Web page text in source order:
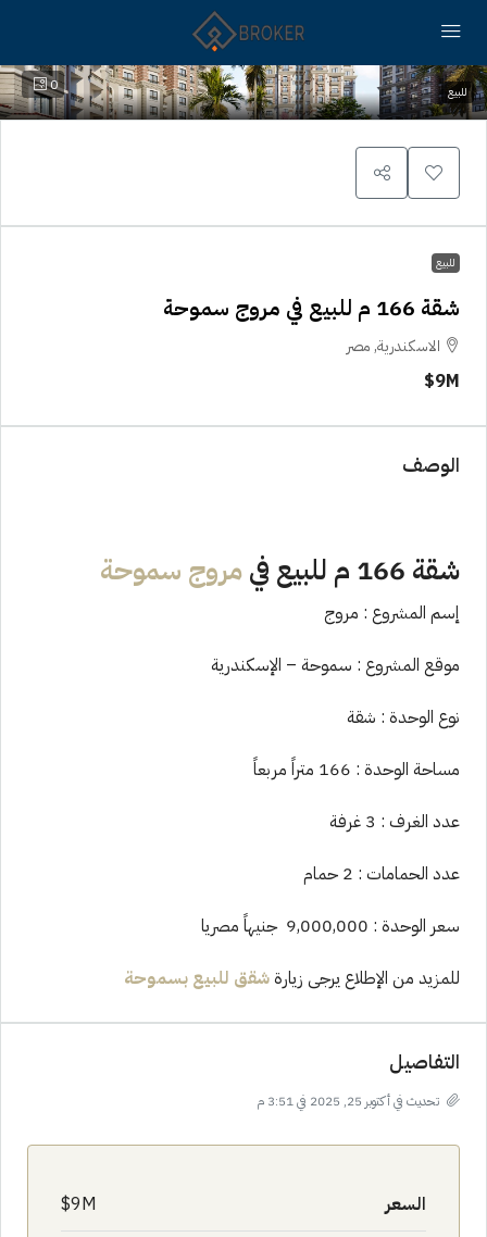
0 للبيع
للبيع
شقة 166 م للبيع في مروج سموحة
الاسكندرية, مصر
9M$
الوصف
شقة 166 م للبيع في مروج سموحة
إسم المشروع : مروج
موقع المشروع : سموحة – الإسكندرية
نوع الوحدة : شقة
مساحة الوحدة : 166 متراً مربعاً
عدد الغرف : 3 غرفة
عدد الحمامات : 2 حمام
سعر الوحدة : 9,000,000 جنيهاً مصريا
للمزيد من الإطلاع يرجى زيارةشقق للبيع بسموحة
التفاصيل
تحديث في أكتوبر 25, 2025 في 3:51 م
السعر 9M$